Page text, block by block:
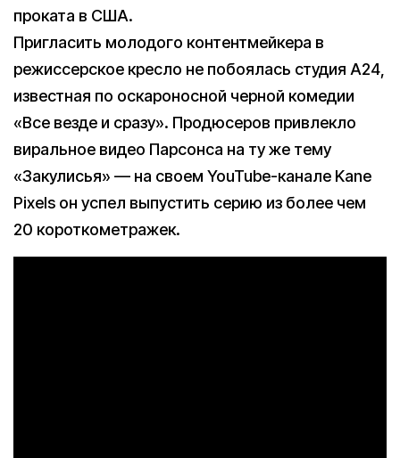
проката в США.
Пригласить молодого контентмейкера в
режиссерское кресло не побоялась студия A24,
известная по оскароносной черной комедии
«Все везде и сразу». Продюсеров привлекло
виральное видео Парсонса на ту же тему
«Закулисья» — на своем YouTube-канале Kane
Pixels он успел выпустить серию из более чем
20 короткометражек.